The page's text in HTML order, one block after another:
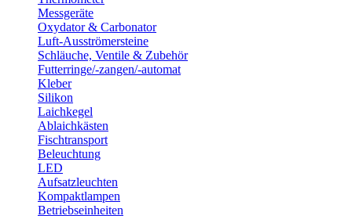
Messgeräte
Oxydator & Carbonator
Luft-Ausströmersteine
Schläuche, Ventile & Zubehör
Futterringe/-zangen/-automat
Kleber
Silikon
Laichkegel
Ablaichkästen
Fischtransport
Beleuchtung
LED
Aufsatzleuchten
Kompaktlampen
Betriebseinheiten